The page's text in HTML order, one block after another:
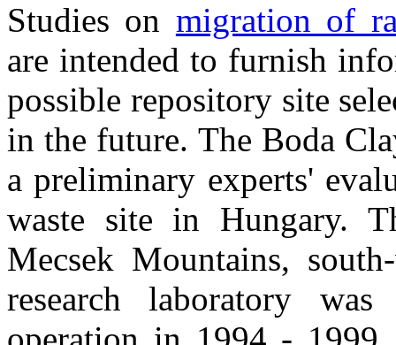
Studies on migration of
are intended to furnish
possible repository site
in the future. The Boda
a preliminary experts'
waste site in Hungary.
Mecsek Mountains,
research laboratory